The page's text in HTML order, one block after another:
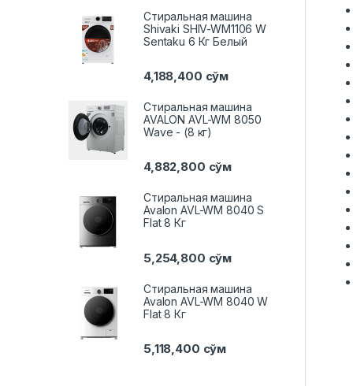
Стиральная машина
Shivaki SHIV-WM1106 W
Sentaku 6 Кг Белый
4,188,400 сўм
Стиральная машина
AVALON AVL-WM 8050
Wave - (8 кг)
4,882,800 сўм
Стиральная машина
Avalon AVL-WM 8040 S
Flat 8 Кг
5,254,800 сўм
Стиральная машина
Avalon AVL-WM 8040 W
Flat 8 Кг
5,118,400 сўм